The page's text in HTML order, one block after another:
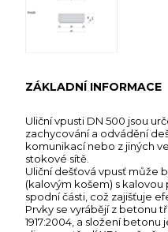
ZÁKLADNÍ INFORMACE
Uliční vpusti DN 500 jsou
zachycování a odvádění
komunikací nebo z jiných
stokové sítě.
Uliční dešťová vpusť může
(kalovým košem) s
spodní části, což zajišťuje
Prvky se vyrábějí z betonu
1917:2004, a složení